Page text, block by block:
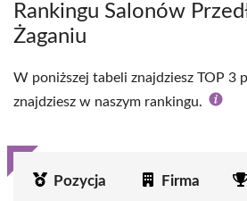
Rankingu Salonów
Żaganiu
W poniższej tabeli znajdziesz TOP 3
znajdziesz w naszym rankingu.
Pozycja Firma